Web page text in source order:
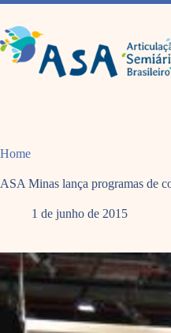
Pular
o
conteúdo
Home
ASA Minas lança programas de
1 de junho de 2015